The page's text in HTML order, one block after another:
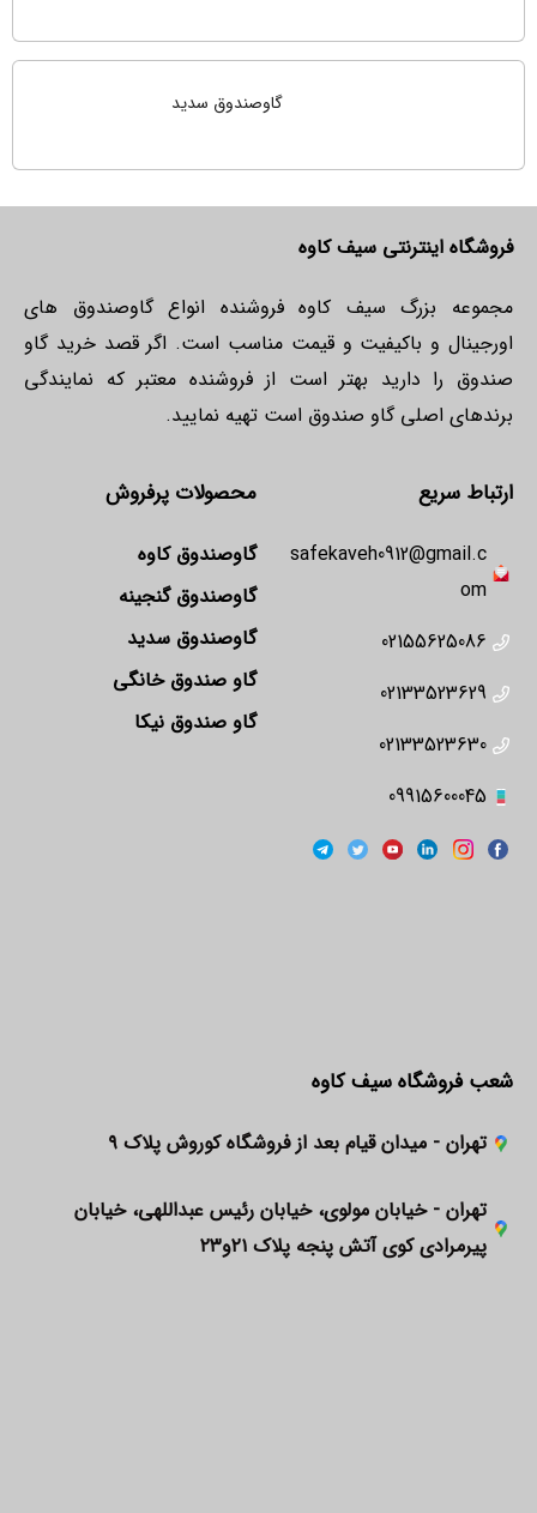
گاوصندوق سدید
فروشگاه اینترنتی سیف کاوه
مجموعه بزرگ سیف کاوه فروشنده انواع گاوصندوق های
اورجینال و باکیفیت و قیمت مناسب است. اگر قصد خرید گاو
صندوق را دارید بهتر است از فروشنده معتبر که نمایندگی
برندهای اصلی گاو صندوق است تهیه نمایید.
ارتباط سریع
safekaveh0912@gmail.c
om
02155625086
02133523629
02133523630
09915600045
محصولات پرفروش
گاوصندوق کاوه
گاوصندوق گنجینه
گاوصندوق سدید
گاو صندوق خانگی
گاو صندوق نیکا
شعب فروشگاه سیف کاوه
تهران - میدان قیام بعد از فروشگاه کوروش پلاک ۹
تهران - خیابان مولوی، خیابان رئیس عبداللهی، خیابان
پیرمرادی کوی آتش پنجه پلاک ۲۱و۲۳